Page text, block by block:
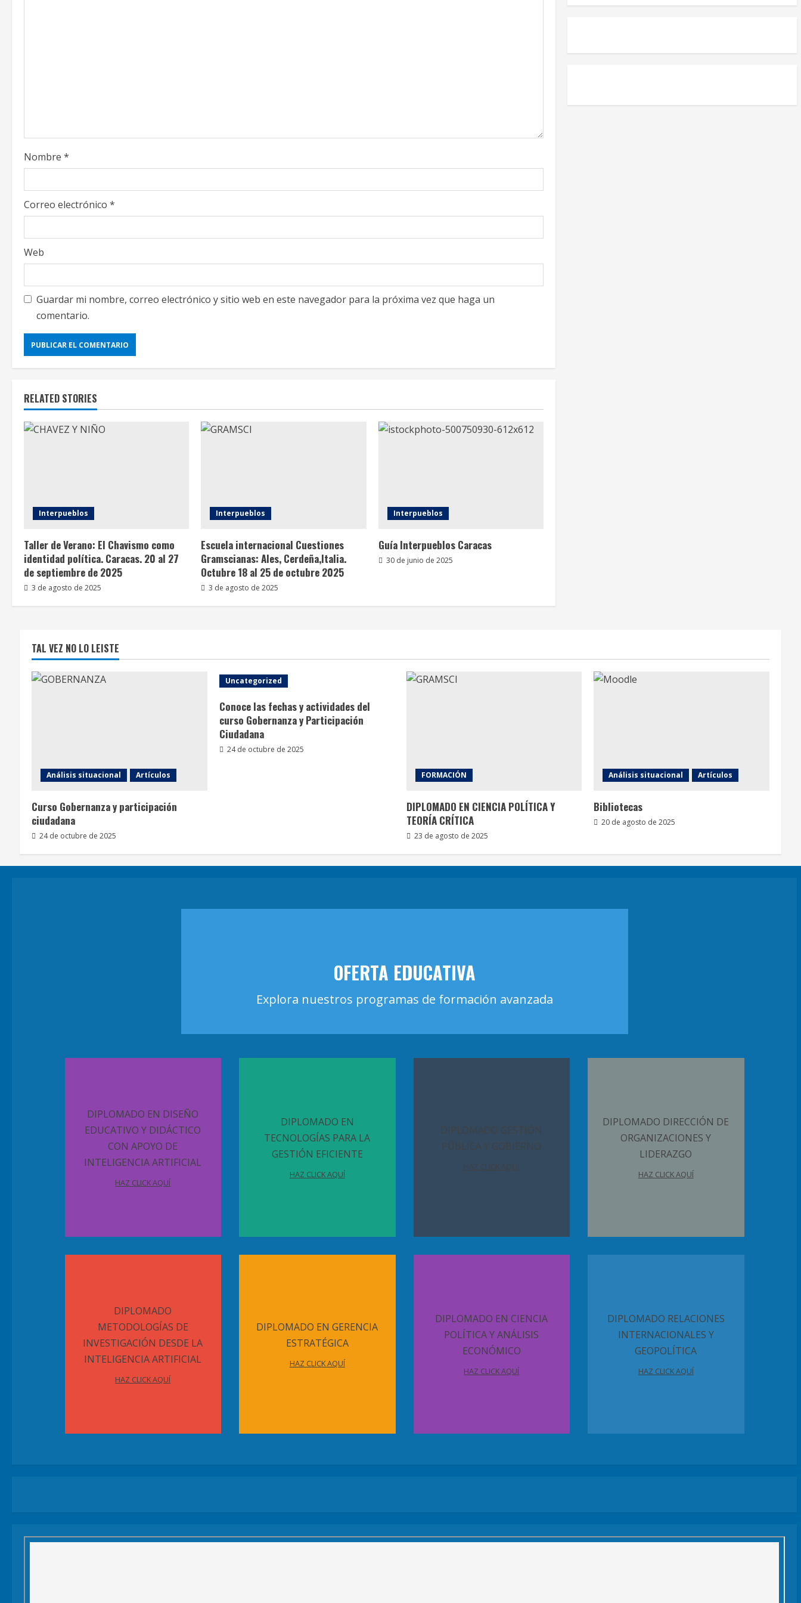
i
n
g
Nombre *
Correo electrónico *
Web
Guardar mi nombre, correo electrónico y sitio web en este navegador para la próxima vez que haga un
comentario.
RELATED STORIES
Interpueblos
Taller de Verano: El Chavismo como
identidad política. Caracas. 20 al 27
de septiembre de 2025
3 de agosto de 2025
Interpueblos
Escuela internacional Cuestiones
Gramscianas: Ales, Cerdeña,Italia.
Octubre 18 al 25 de octubre 2025
3 de agosto de 2025
Interpueblos
Guía Interpueblos Caracas
30 de junio de 2025
TAL VEZ NO LO LEISTE
Análisis situacional Artículos
Curso Gobernanza y participación
ciudadana
24 de octubre de 2025
Uncategorized
Conoce las fechas y actividades del
curso Gobernanza y Participación
Ciudadana
24 de octubre de 2025
FORMACIÓN
DIPLOMADO EN CIENCIA POLÍTICA Y
TEORÍA CRÍTICA
23 de agosto de 2025
Análisis situacional Artículos
Bibliotecas
20 de agosto de 2025
OFERTA EDUCATIVA
Explora nuestros programas de formación avanzada
DIPLOMADO EN DISEÑO
EDUCATIVO Y DIDÁCTICO
CON APOYO DE
INTELIGENCIA ARTIFICIAL
HAZ CLICK AQUÍ
DIPLOMADO EN
TECNOLOGÍAS PARA LA
GESTIÓN EFICIENTE
HAZ CLICK AQUÍ
DIPLOMADO GESTIÓN
PÚBLICA Y GOBIERNO
HAZ CLICK AQUÍ
DIPLOMADO DIRECCIÓN DE
ORGANIZACIONES Y
LIDERAZGO
HAZ CLICK AQUÍ
DIPLOMADO
METODOLOGÍAS DE
INVESTIGACIÓN DESDE LA
INTELIGENCIA ARTIFICIAL
HAZ CLICK AQUÍ
DIPLOMADO EN GERENCIA
ESTRATÉGICA
HAZ CLICK AQUÍ
DIPLOMADO EN CIENCIA
POLÍTICA Y ANÁLISIS
ECONÓMICO
HAZ CLICK AQUÍ
DIPLOMADO RELACIONES
INTERNACIONALES Y
GEOPOLÍTICA
HAZ CLICK AQUÍ